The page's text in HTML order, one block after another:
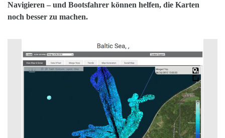
Navigieren – und Bootsfahrer können helfen, die Karten
noch besser zu machen.